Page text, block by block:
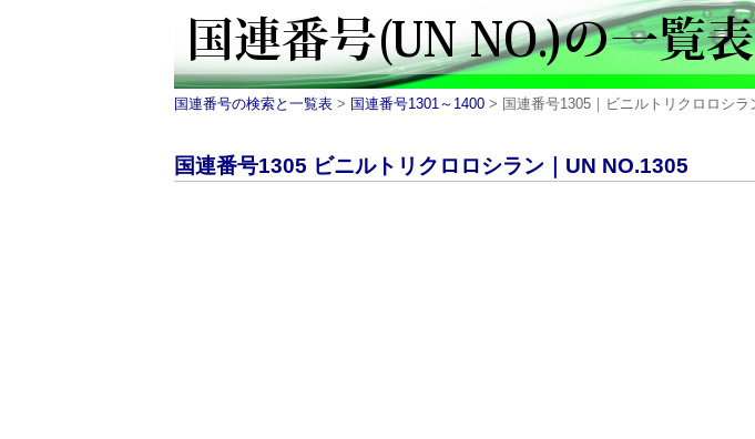
国連番号の検索と一覧表 > 国連番号1301～1400 > 国連番号1305｜ビニルトリクロロシ
国連番号1305 ビニルトリクロロシラン｜UN NO.1305